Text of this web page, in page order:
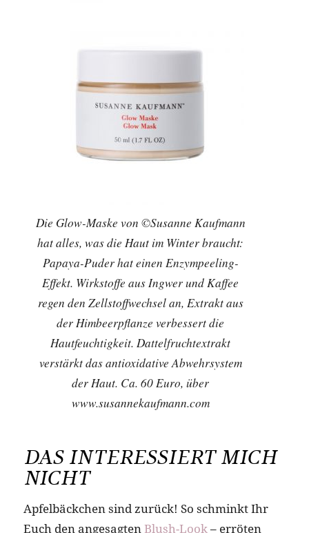
Die Glow-Maske von ©Susanne Kaufmann
hat alles, was die Haut im Winter braucht:
Papaya-Puder hat einen Enzympeeling-
Effekt. Wirkstoffe aus Ingwer und Kaffee
regen den Zellstoffwechsel an, Extrakt aus
der Himbeerpflanze verbessert die
Hautfeuchtigkeit. Dattelfruchtextrakt
verstärkt das antioxidative Abwehrsystem
der Haut. Ca. 60 Euro, über
www.susannekaufmann.com
DAS INTERESSIERT MICH
NICHT
Apfelbäckchen sind zurück! So schminkt Ihr
Euch den angesagtenBlush-Look– erröten